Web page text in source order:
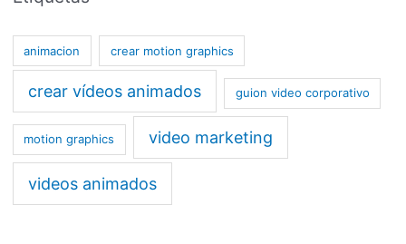
animacion crear motion graphics
crear vídeos animados guion video corporativo
motion graphics video marketing
videos animados